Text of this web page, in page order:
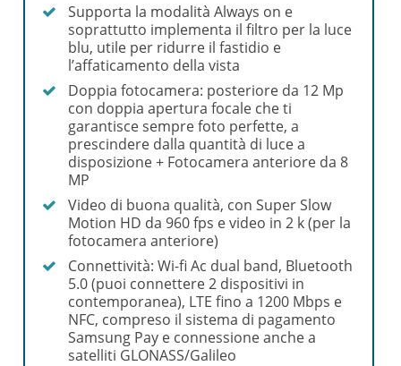
Supporta la modalità Always on e
soprattutto implementa il filtro per la luce
blu, utile per ridurre il fastidio e
l’affaticamento della vista
Doppia fotocamera: posteriore da 12 Mp
con doppia apertura focale che ti
garantisce sempre foto perfette, a
prescindere dalla quantità di luce a
disposizione + Fotocamera anteriore da 8
MP
Video di buona qualità, con Super Slow
Motion HD da 960 fps e video in 2 k (per la
fotocamera anteriore)
Connettività: Wi-fi Ac dual band, Bluetooth
5.0 (puoi connettere 2 dispositivi in
contemporanea), LTE fino a 1200 Mbps e
NFC, compreso il sistema di pagamento
Samsung Pay e connessione anche a
satelliti GLONASS/Galileo